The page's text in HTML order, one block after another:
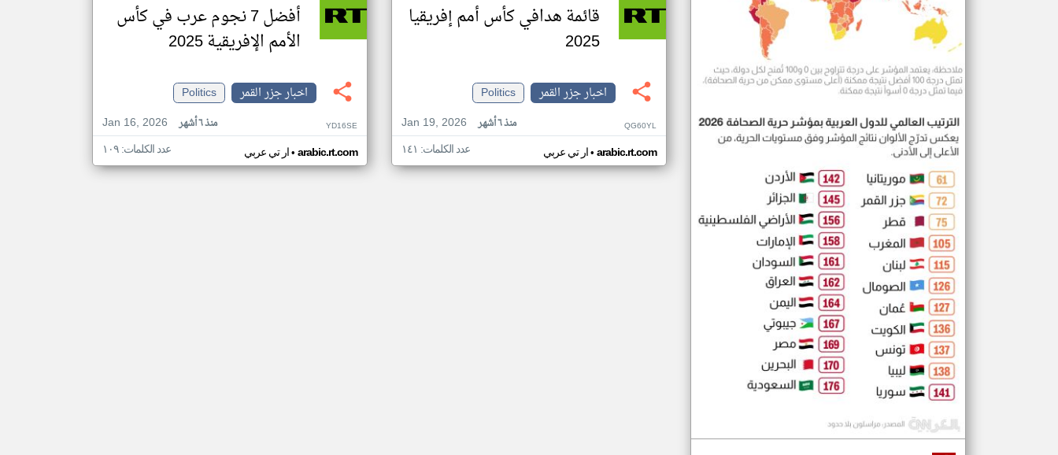
قائمة هدافي كأس أمم إفريقيا
2025
اخبار جزر القمر
Politics
Jan 19, 2026
منذ ٦ أشهر QG60YL
ار تي عربي• arabic.rt.com عدد الكلمات: ١٤١
أفضل 7 نجوم عرب في كأس
الأمم الإفريقية 2025
اخبار جزر القمر
Politics
Jan 16, 2026
منذ ٦ أشهر YD16SE
ار تي عربي• arabic.rt.com عدد الكلمات: ١٠٩